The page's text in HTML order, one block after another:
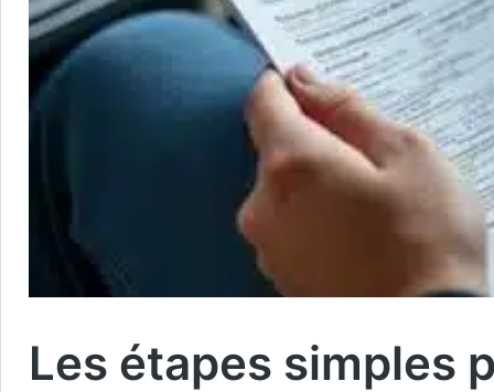
Les étapes simples